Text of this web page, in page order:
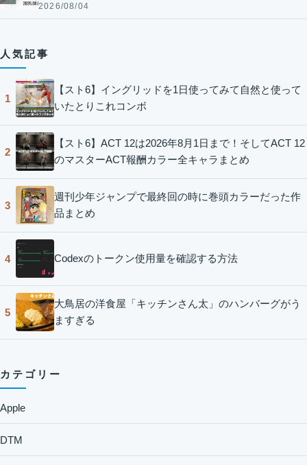
2026/08/04
人気記事
1
【スト6】イングリッドを1日使ってみて自然と使って
いたとりこれコンボ
2
【スト6】ACT 12は2026年8月1日まで！そしてACT 12
のマスターACT報酬カラー全キャラまとめ
3
週刊少年ジャンプで最終回の時に巻頭カラーだった作
品まとめ
4 Codexのトークン使用量を確認する方法
5
大鳥居の洋食屋「キッチンさん太」のハンバーグがう
ますぎる
カテゴリー
Apple
DTM